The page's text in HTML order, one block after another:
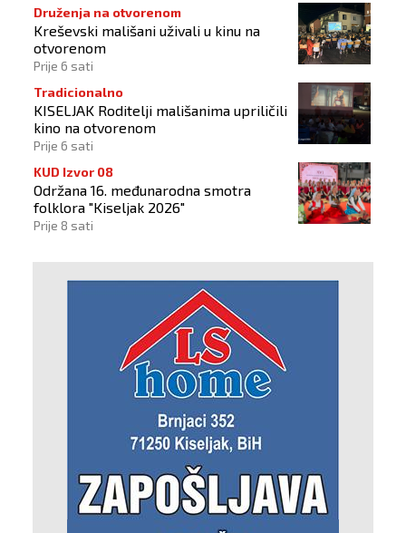
Druženja na otvorenom
Kreševski mališani uživali u kinu na
otvorenom
Prije 6 sati
Tradicionalno
KISELJAK Roditelji mališanima upriličili
kino na otvorenom
Prije 6 sati
KUD Izvor 08
Održana 16. međunarodna smotra
folklora "Kiseljak 2026"
Prije 8 sati